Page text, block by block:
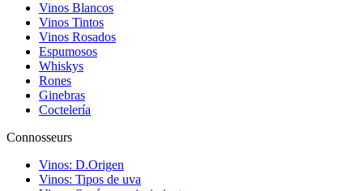
Vinos Blancos
Vinos Tintos
Vinos Rosados
Espumosos
Whiskys
Rones
Ginebras
Coctelería
Connosseurs
Vinos: D.Origen
Vinos: Tipos de uva